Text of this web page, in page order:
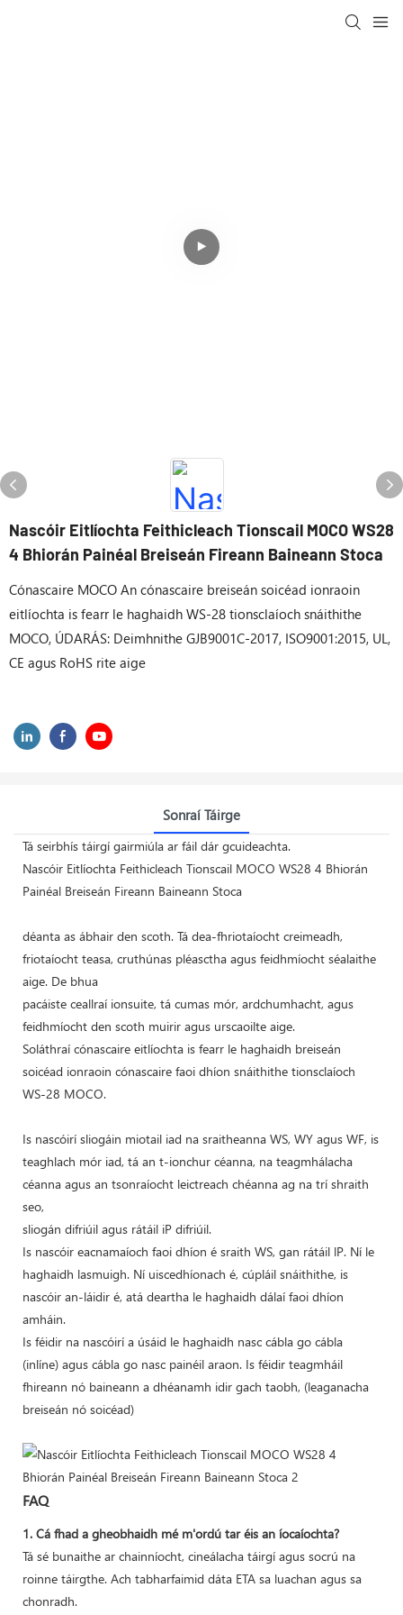
Nascóir Eitlíochta Feithicleach Tionscail MOCO WS28
4 Bhiorán Painéal Breiseán Fireann Baineann Stoca
Cónascaire MOCO An cónascaire breiseán soicéad ionraoin
eitlíochta is fearr le haghaidh WS-28 tionsclaíoch snáithithe
MOCO, ÚDARÁS: Deimhnithe GJB9001C-2017, ISO9001:2015, UL,
CE agus RoHS rite aige
Sonraí Táirge
Tá seirbhís táirgí gairmiúla ar fáil dár gcuideachta.
Nascóir Eitlíochta Feithicleach Tionscail MOCO WS28 4 Bhiorán
Painéal Breiseán Fireann Baineann Stoca
déanta as ábhair den scoth. Tá dea-fhriotaíocht creimeadh,
friotaíocht teasa, cruthúnas pléasctha agus feidhmíocht séalaithe
aige. De bhua
pacáiste ceallraí ionsuite, tá cumas mór, ardchumhacht, agus
feidhmíocht den scoth muirir agus urscaoilte aige.
Soláthraí cónascaire eitlíochta is fearr le haghaidh breiseán
soicéad ionraoin cónascaire faoi dhíon snáithithe tionsclaíoch
WS-28 MOCO.
Is nascóirí sliogáin miotail iad na sraitheanna WS, WY agus WF, is
teaghlach mór iad, tá an t-ionchur céanna, na teagmhálacha
céanna agus an tsonraíocht leictreach chéanna ag na trí shraith
seo,
sliogán difriúil agus rátáil iP difriúil.
Is nascóir eacnamaíoch faoi dhíon é sraith WS, gan rátáil lP. Ní le
haghaidh lasmuigh. Ní uiscedhíonach é, cúpláil snáithithe, is
nascóir an-láidir é, atá deartha le haghaidh dálaí faoi dhíon
amháin.
Is féidir na nascóirí a úsáid le haghaidh nasc cábla go cábla
(inlíne) agus cábla go nasc painéil araon. Is féidir teagmháil
fhireann nó baineann a dhéanamh idir gach taobh, (leaganacha
breiseán nó soicéad)
FAQ
1. Cá fhad a gheobhaidh mé m'ordú tar éis an íocaíochta?
Tá sé bunaithe ar chainníocht, cineálacha táirgí agus socrú na
roinne táirgthe. Ach tabharfaimid dáta ETA sa luachan agus sa
chonradh.